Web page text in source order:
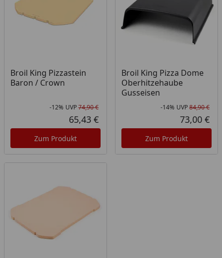
Broil King Pizzastein
Baron / Crown
Rabatt in Prozent
-12%
Ursprünglicher Preis
UVP74,90 €
Aktueller Preis
65,43 €
Zum Produkt
Broil King Pizza Dome
Oberhitzehaube
Gusseisen
-14% UVP84,90 €
73,00 €
Zum Produkt